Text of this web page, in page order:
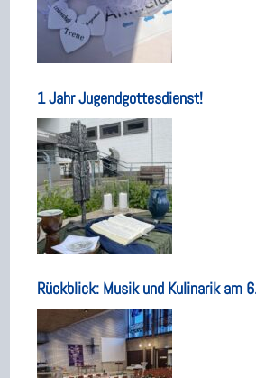
1 Jahr Jugendgottesdienst!
Rückblick: Musik und Kulinarik am